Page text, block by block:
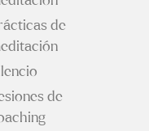
de
de